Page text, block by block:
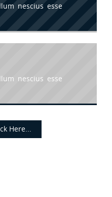
nescius esse
nescius esse
Here...